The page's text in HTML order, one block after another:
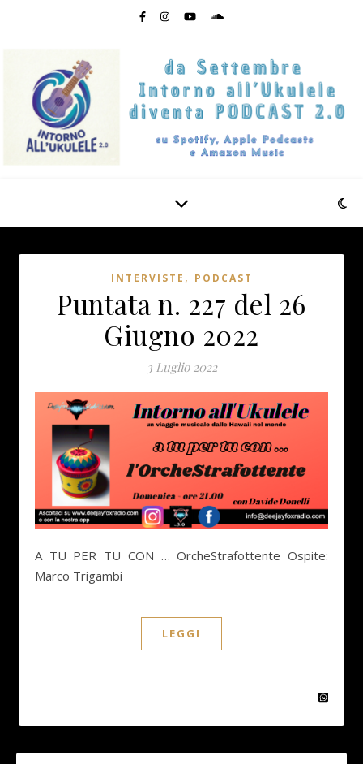
INTERVISTE , PODCAST
Puntata n. 227 del 26
Giugno 2022
3 Luglio 2022
A TU PER TU CON … OrcheStrafottente Ospite:
Marco Trigambi
LEGGI